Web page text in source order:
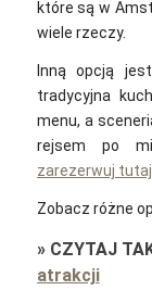
które są w
wiele rzeczy.
Inną opcją
tradycyjna
menu, a
rejsem po
zarezerwuj tutaj
Zobacz różne
» CZYTAJ
atrakcji